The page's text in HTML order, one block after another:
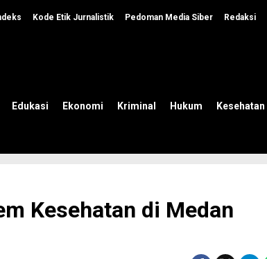
Kode Etik Jurnalistik Pedoman Media Siber Redaksi
Edukasi Ekonomi Kriminal Hukum Kesehatan
Kesehatan di Medan